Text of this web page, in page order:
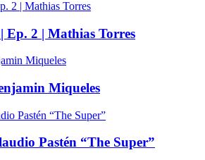
Ep. 2 | Mathias Torres
Miqueles
Pastén “The Super”